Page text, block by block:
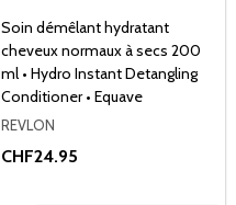
Soin démêlant hydratant
cheveux normaux à secs 200
ml • Hydro Instant Detangling
Conditioner • Equave
REVLON
CHF24.95